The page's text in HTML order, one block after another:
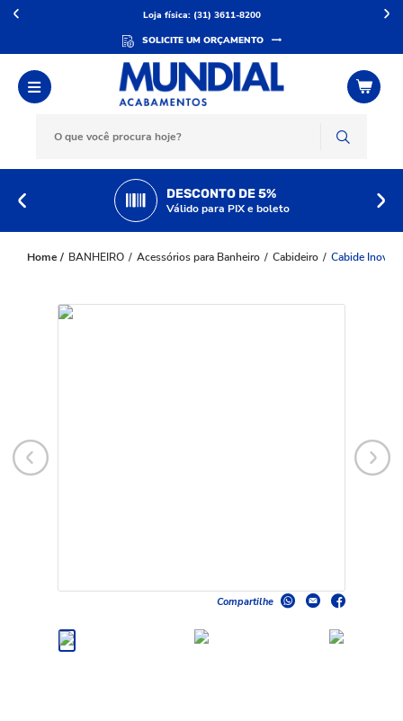
Loja física: (31) 3611-8200
SOLICITE UM ORÇAMENTO
DESCONTO DE 5%
Válido para PIX e boleto
BANHEIRO Acessórios para Banheiro Cabideiro Cabide
Compartilhe